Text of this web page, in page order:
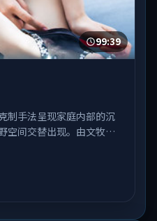
99:39
制手法呈现家庭内部的沉
空间交替出现。由文牧野
主演，意大利出品，类